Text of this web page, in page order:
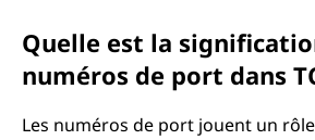
Quelle est la
numéros de port dans
Les numéros de port jouent un